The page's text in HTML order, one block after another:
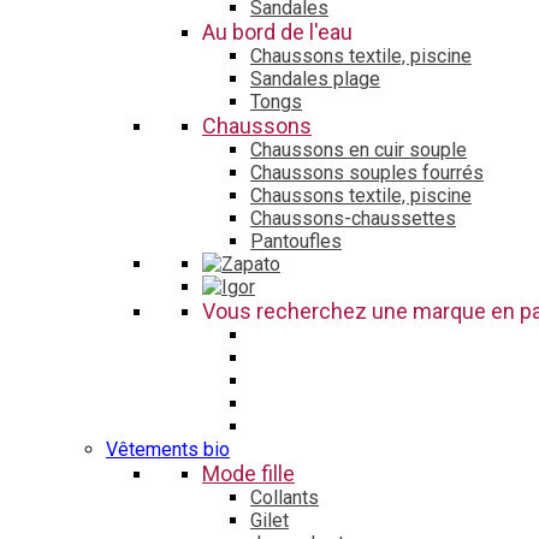
Sandales
Au bord de l'eau
Chaussons textile, piscine
Sandales plage
Tongs
Chaussons
Chaussons en cuir souple
Chaussons souples fourrés
Chaussons textile, piscine
Chaussons-chaussettes
Pantoufles
Vous recherchez une marque en
Vêtements bio
Mode fille
Collants
Gilet